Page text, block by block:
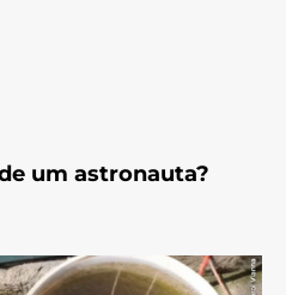
um astronauta?